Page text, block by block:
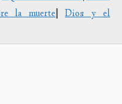
la muerte|
Dios y el